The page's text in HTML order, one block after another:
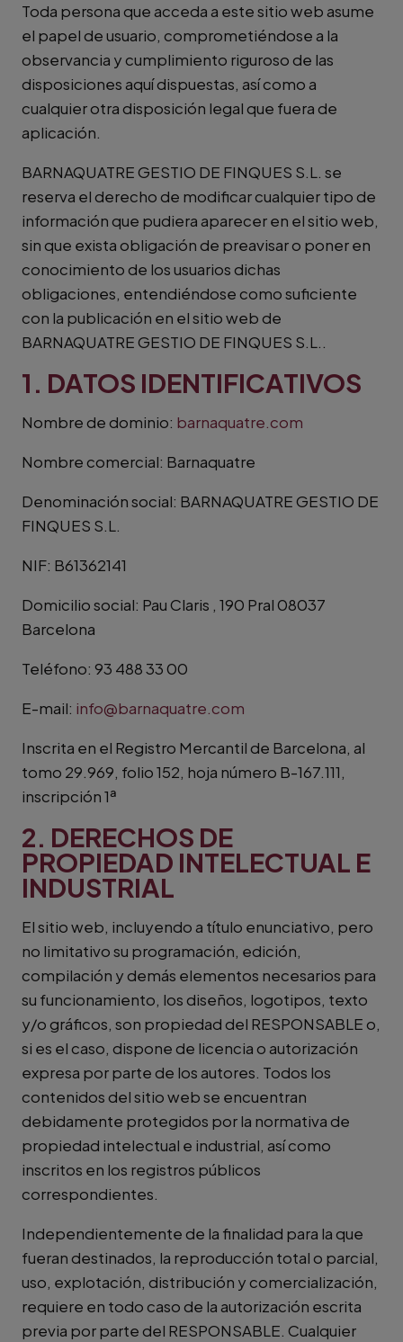
Toda persona que acceda a este sitio web asume
el papel de usuario, comprometiéndose a la
observancia y cumplimiento riguroso de las
disposiciones aquí dispuestas, así como a
cualquier otra disposición legal que fuera de
aplicación.
BARNAQUATRE GESTIO DE FINQUES S.L. se
reserva el derecho de modificar cualquier tipo de
información que pudiera aparecer en el sitio web,
sin que exista obligación de preavisar o poner en
conocimiento de los usuarios dichas
obligaciones, entendiéndose como suficiente
con la publicación en el sitio web de
BARNAQUATRE GESTIO DE FINQUES S.L..
1. DATOS IDENTIFICATIVOS
Nombre de dominio: barnaquatre.com
Nombre comercial: Barnaquatre
Denominación social: BARNAQUATRE GESTIO DE
FINQUES S.L.
NIF: B61362141
Domicilio social: Pau Claris , 190 Pral 08037
Barcelona
Teléfono: 93 488 33 00
E-mail: info@barnaquatre.com
Inscrita en el Registro Mercantil de Barcelona, al
tomo 29.969, folio 152, hoja número B-167.111,
inscripción 1ª
2. DERECHOS DE
PROPIEDAD INTELECTUAL E
INDUSTRIAL
El sitio web, incluyendo a título enunciativo, pero
no limitativo su programación, edición,
compilación y demás elementos necesarios para
su funcionamiento, los diseños, logotipos, texto
y/o gráficos, son propiedad del RESPONSABLE o,
si es el caso, dispone de licencia o autorización
expresa por parte de los autores. Todos los
contenidos del sitio web se encuentran
debidamente protegidos por la normativa de
propiedad intelectual e industrial, así como
inscritos en los registros públicos
correspondientes.
Independientemente de la finalidad para la que
fueran destinados, la reproducción total o parcial,
uso, explotación, distribución y comercialización,
requiere en todo caso de la autorización escrita
previa por parte del RESPONSABLE. Cualquier